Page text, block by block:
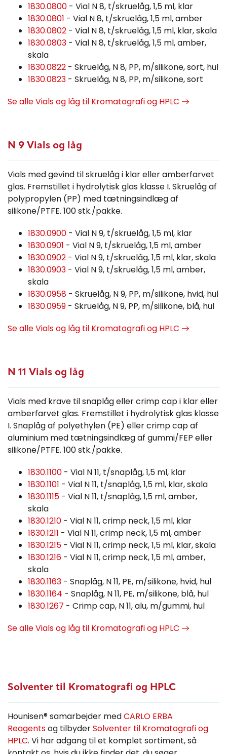
1830.0800 - Vial N 8, t/skruelåg, 1,5 ml, klar
1830.0801 - Vial N 8, t/skruelåg, 1,5 ml, amber
1830.0802 - Vial N 8, t/skruelåg, 1,5 ml, klar, skala
1830.0803 - Vial N 8, t/skruelåg, 1,5 ml, amber,
skala
1830.0822 - Skruelåg, N 8, PP, m/silikone, sort, hul
1830.0823 - Skruelåg, N 8, PP, m/silikone, sort
Se alle Vials og låg til Kromatografi og HPLC →
N 9 Vials og låg
Vials med gevind til skruelåg i klar eller amberfarvet
glas. Fremstillet i hydrolytisk glas klasse I. Skruelåg af
polypropylen (PP) med tætningsindlæg af
silikone/PTFE. 100 stk./pakke.
1830.0900 - Vial N 9, t/skruelåg, 1,5 ml, klar
1830.0901 - Vial N 9, t/skruelåg, 1,5 ml, amber
1830.0902 - Vial N 9, t/skruelåg, 1,5 ml, klar, skala
1830.0903 - Vial N 9, t/skruelåg, 1,5 ml, amber,
skala
1830.0958 - Skruelåg, N 9, PP, m/silikone, hvid, hul
1830.0959 - Skruelåg, N 9, PP, m/silikone, blå, hul
Se alle Vials og låg til Kromatografi og HPLC →
N 11 Vials og låg
Vials med krave til snaplåg eller crimp cap i klar eller
amberfarvet glas. Fremstillet i hydrolytisk glas klasse
I. Snaplåg af polyethylen (PE) eller crimp cap af
aluminium med tætningsindlæg af gummi/FEP eller
silikone/PTFE. 100 stk./pakke.
1830.1100 - Vial N 11, t/snaplåg, 1,5 ml, klar
1830.1101 - Vial N 11, t/snaplåg, 1,5 ml, klar, skala
1830.1115 - Vial N 11, t/snaplåg, 1,5 ml, amber,
skala
1830.1210 - Vial N 11, crimp neck, 1,5 ml, klar
1830.1211 - Vial N 11, crimp neck, 1,5 ml, amber
1830.1215 - Vial N 11, crimp neck, 1,5 ml, klar, skala
1830.1216 - Vial N 11, crimp neck, 1,5 ml, amber,
skala
1830.1163 - Snaplåg, N 11, PE, m/silikone, hvid, hul
1830.1164 - Snaplåg, N 11, PE, m/silikone, blå, hul
1830.1267 - Crimp cap, N 11, alu, m/gummi, hul
Se alle Vials og låg til Kromatografi og HPLC →
Solventer til Kromatografi og HPLC
Hounisen® samarbejder medCARLO ERBA
Reagentsog tilbyderSolventer til Kromatografi og
HPLC. Vi har adgang til et komplet sortiment, så